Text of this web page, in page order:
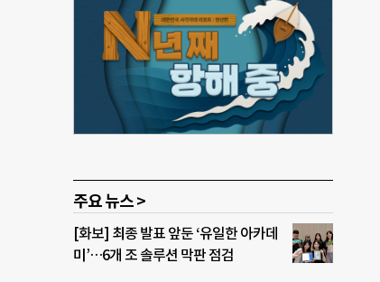
주요 뉴스 >
[화보] 최종 발표 앞둔 ‘유일한 아카데
미’…6개 조 솔루션 막판 점검